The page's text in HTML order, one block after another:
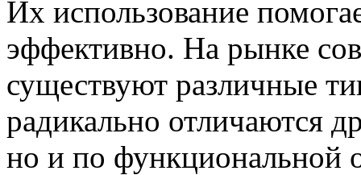
Их использование
эффективно. На рынке
существуют различные
радикально отличаются
но и по функциональной